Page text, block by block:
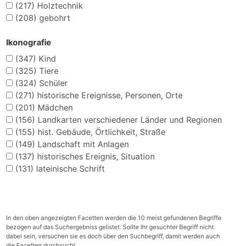
(217) Holztechnik
(208) gebohrt
Ikonografie
(347) Kind
(325) Tiere
(324) Schüler
(271) historische Ereignisse, Personen, Orte
(201) Mädchen
(156) Landkarten verschiedener Länder und Regionen
(155) hist. Gebäude, Örtlichkeit, Straße
(149) Landschaft mit Anlagen
(137) historisches Ereignis, Situation
(131) lateinische Schrift
In den oben angezeigten Facetten werden die 10 meist gefundenen Begriffe
bezogen auf das Suchergebniss gelistet. Sollte Ihr gesuchter Begriff nicht
dabei sein, versuchen sie es doch über den Suchbegriff, damit werden auch